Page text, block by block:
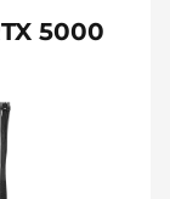
5000